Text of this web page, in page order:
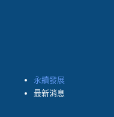
永續發展
最新消息